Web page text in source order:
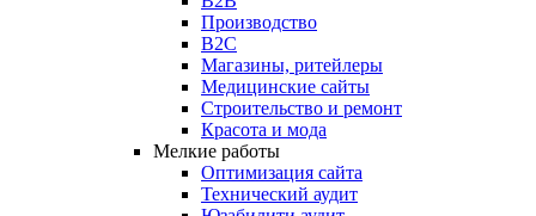
Производство
B2C
Магазины, ритейлеры
Медицинские сайты
Строительство и ремонт
Красота и мода
Мелкие работы
Оптимизация сайта
Технический аудит